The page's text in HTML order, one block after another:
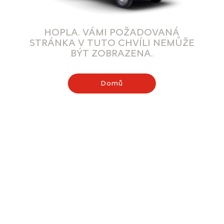
HOPLA. VÁMI POŽADOVANÁ
STRÁNKA V TUTO CHVÍLI NEMŮŽE
BÝT ZOBRAZENA.
Domů